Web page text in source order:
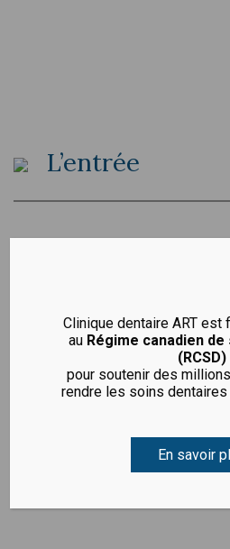
L’entrée
La réception
Clinique dentaire ART est
au Régime canadien
(RCSD)
pour soutenir des
rendre les soins
En savoir